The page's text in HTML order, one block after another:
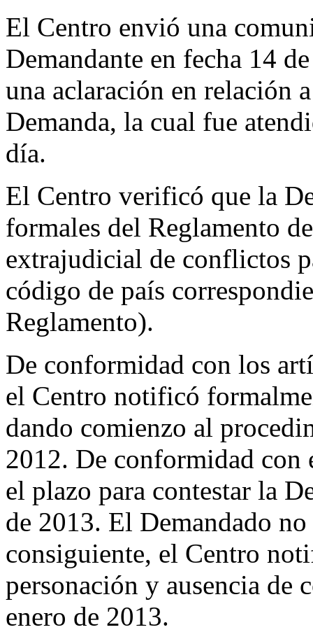
El Centro envió una
Demandante en fecha 14
una aclaración en relación
Demanda, la cual fue
día.
El Centro verificó que la
formales del Reglamento
extrajudicial de conflictos
código de país
Reglamento).
De conformidad con los
el Centro notificó
dando comienzo al
2012. De conformidad con
el plazo para contestar la
de 2013. El Demandado
consiguiente, el Centro
personación y ausencia de
enero de 2013.